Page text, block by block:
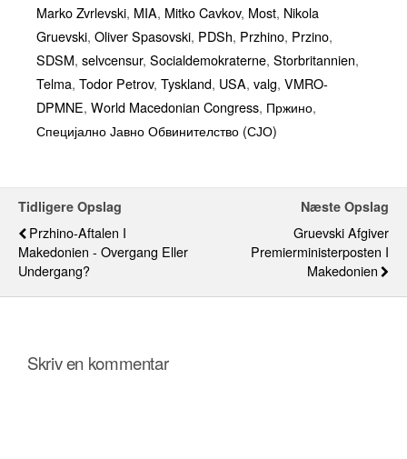
Marko Zvrlevski, MIA, Mitko Cavkov, Most, Nikola
Gruevski, Oliver Spasovski, PDSh, Przhino, Przino,
SDSM, selvcensur, Socialdemokraterne, Storbritannien,
Telma, Todor Petrov, Tyskland, USA, valg, VMRO-
DPMNE, World Macedonian Congress, Пржино,
Специјално Јавно Обвинителство (СЈО)
Tidligere Opslag
Przhino-Aftalen I
Makedonien - Overgang Eller
Undergang?
Næste Opslag
Gruevski Afgiver
Premierministerposten I
Makedonien
Skriv en kommentar